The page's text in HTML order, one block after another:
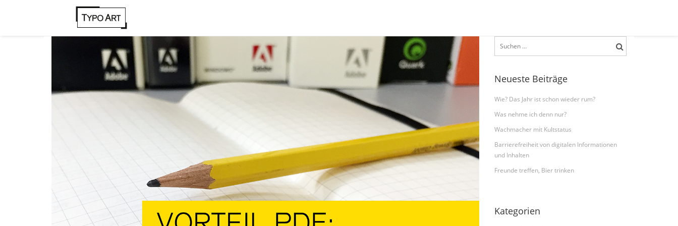
Neueste Beiträge
Wie? Das Jahr ist schon wieder rum?
Was nehme ich denn nur?
Wachmacher mit Kultstatus
Barrierefreiheit von digitalen Informationen
und Inhalten
Freunde treffen, Bier trinken
Kategorien